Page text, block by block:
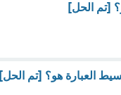
العبارة هو؟ [تم الحل]